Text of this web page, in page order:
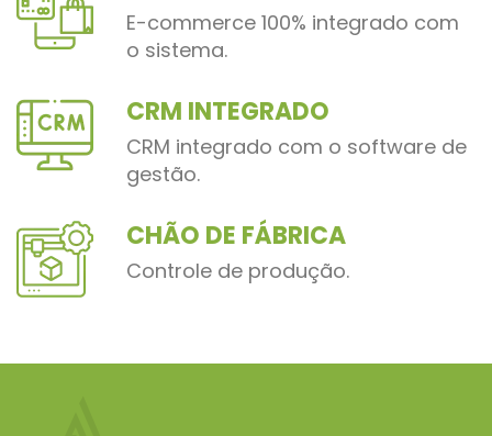
E-commerce 100% integrado com
o sistema.
CRM INTEGRADO
CRM integrado com o software de
gestão.
CHÃO DE FÁBRICA
Controle de produção.